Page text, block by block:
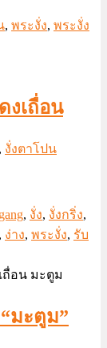
, พระงั่ง, พระงั่ง
งเถื่อน
, งั่งตาโปน
, งั่ง, งั่งกริ่ง,
, ง่าง, พระงั่ง, รับ
มะตูม”